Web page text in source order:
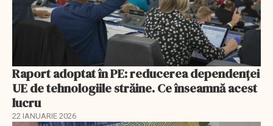
Raport adoptat în PE: reducerea dependenței
UE de tehnologiile străine. Ce înseamnă acest
lucru
22 IANUARIE 2026